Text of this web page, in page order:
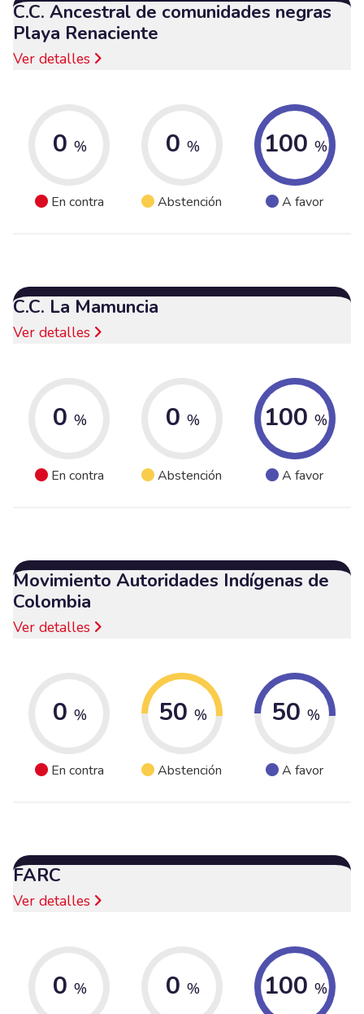
C.C. Ancestral de comunidades negras
Playa Renaciente
Ver detalles
0 %
En contra
0 %
Abstención
100 %
A favor
C.C. La Mamuncia
Ver detalles
0 %
En contra
0 %
Abstención
100 %
A favor
Movimiento Autoridades Indígenas de
Colombia
Ver detalles
0 %
En contra
50 %
Abstención
50 %
A favor
FARC
Ver detalles
0 % 0 % 100 %